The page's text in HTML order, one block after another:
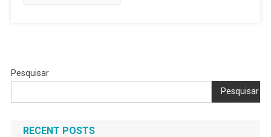
Pesquisar
Pesquisar
RECENT POSTS